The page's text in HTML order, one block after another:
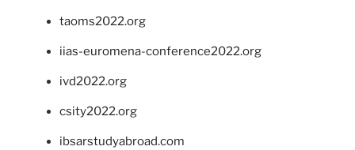
taoms2022.org
iias-euromena-conference2022.org
ivd2022.org
csity2022.org
ibsarstudyabroad.com